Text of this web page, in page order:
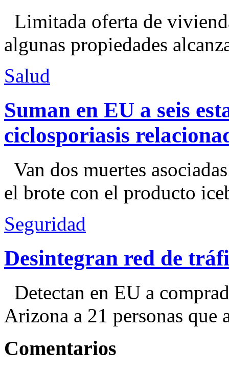
Limitada oferta de
algunas propiedades
Salud
Suman en EU a seis
ciclosporiasis
Van dos muertes
el brote con el producto
Seguridad
Desintegran red de
Detectan en EU a
Arizona a 21 personas que
Comentarios